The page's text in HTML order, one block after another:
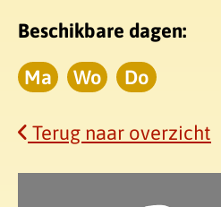
Beschikbare dagen:
Maandag
Ma Woensdag
Wo Donderdag
Do
Terug naar overzicht